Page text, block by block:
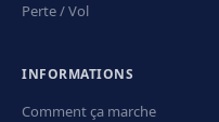
Perte / Vol
INFORMATIONS
Comment ça marche